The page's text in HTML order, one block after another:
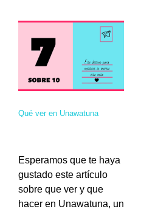
Qué ver en Unawatuna
Esperamos que te haya
gustado este artículo
sobre que ver y que
hacer en Unawatuna, un